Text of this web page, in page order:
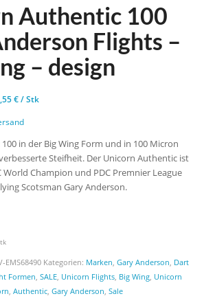
Authentic 100
Flights –
– design
€/Stk
in der Big Wing Form und in 100 Micron
Steifheit. Der Unicorn Authentic ist
World Champion und PDC Premnier League
Scotsman Gary Anderson.
EMS68490 Kategorien: Marken, Gary Anderson, Dart
Formen, SALE, Unicorn Flights, Big Wing, Unicorn
, Authentic, Gary Anderson, Sale